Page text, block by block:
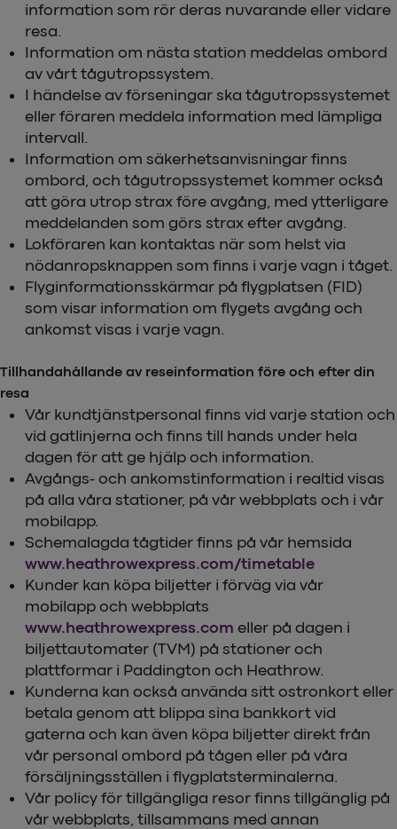
information som rör deras nuvarande eller vidare
resa.
Information om nästa station meddelas ombord
av vårt tågutropssystem.
I händelse av förseningar ska tågutropssystemet
eller föraren meddela information med lämpliga
intervall.
Information om säkerhetsanvisningar finns
ombord, och tågutropssystemet kommer också
att göra utrop strax före avgång, med ytterligare
meddelanden som görs strax efter avgång.
Lokföraren kan kontaktas när som helst via
nödanropsknappen som finns i varje vagn i tåget.
Flyginformationsskärmar på flygplatsen (FID)
som visar information om flygets avgång och
ankomst visas i varje vagn.
Tillhandahållande av reseinformation före och efter din
resa
Vår kundtjänstpersonal finns vid varje station och
vid gatlinjerna och finns till hands under hela
dagen för att ge hjälp och information.
Avgångs- och ankomstinformation i realtid visas
på alla våra stationer, på vår webbplats och i vår
mobilapp.
Schemalagda tågtider finns på vår hemsida
www.heathrowexpress.com/timetable
Kunder kan köpa biljetter i förväg via vår
mobilapp och webbplats
www.heathrowexpress.com eller på dagen i
biljettautomater (TVM) på stationer och
plattformar i Paddington och Heathrow.
Kunderna kan också använda sitt ostronkort eller
betala genom att blippa sina bankkort vid
gaterna och kan även köpa biljetter direkt från
vår personal ombord på tågen eller på våra
försäljningsställen i flygplatsterminalerna.
Vår policy för tillgängliga resor finns tillgänglig på
vår webbplats, tillsammans med annan